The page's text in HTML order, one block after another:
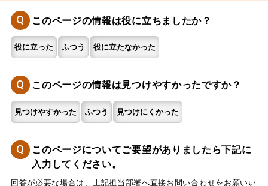
Q このページの情報は役に立ちましたか？
役に立った ふつう 役に立たなかった
Q このページの情報は見つけやすかったですか？
見つけやすかった ふつう 見つけにくかった
Q
このページについてご要望がありましたら下記に
入力してください。
回答が必要な場合は、上記担当部署へ直接お問い合わせをお願いい